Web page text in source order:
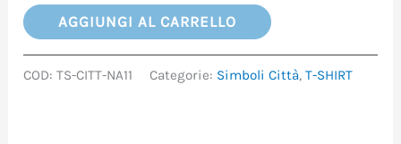
AGGIUNGI AL CARRELLO
COD:TS-CITT-NA11 Categorie: Simboli Città,T-SHIRT